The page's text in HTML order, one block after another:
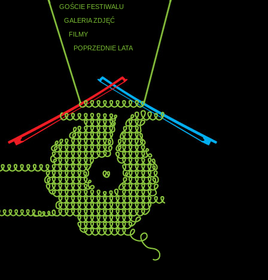
GOŚCIE FESTIWALU
GALERIA ZDJĘĆ
FILMY
POPRZEDNIE LATA